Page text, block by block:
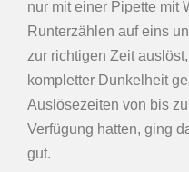
nur mit einer Pipette mit
Runterzählen auf eins
zur richtigen Zeit
kompletter Dunkelheit
Auslösezeiten von bis
Verfügung hatten, ging
gut.